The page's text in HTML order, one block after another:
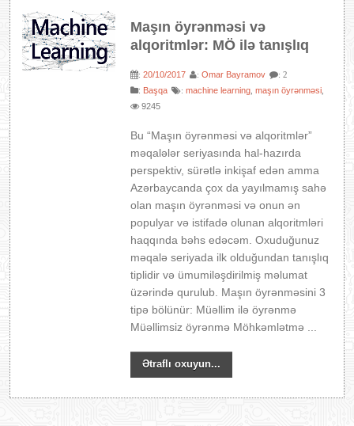
Maşın öyrənməsi və
alqoritmlər: MÖ ilə tanışlıq
:20/10/2017 :Omar Bayramov : 2
: Başqa :machine learning ,maşın öyrənməsi
9245
Bu “Maşın öyrənməsi və alqoritmlər”
məqalələr seriyasında hal-hazırda
perspektiv, sürətlə inkişaf edən amma
Azərbaycanda çox da yayılmamış sahə
olan maşın öyrənməsi və onun ən
populyar və istifadə olunan alqoritmləri
haqqında bəhs edəcəm. Oxuduğunuz
məqalə seriyada ilk olduğundan tanışlıq
tiplidir və ümumiləşdirilmiş məlumat
üzərində qurulub. Maşın öyrənməsini 3
tipə bölünür: Müəllim ilə öyrənmə
Müəllimsiz öyrənmə Möhkəmlətmə ...
Ətraflı oxuyun...